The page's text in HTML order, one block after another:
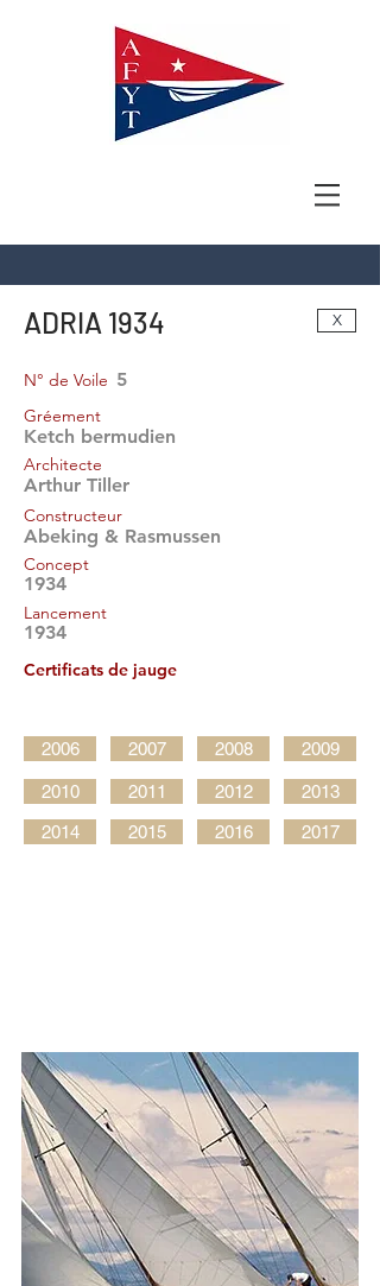
ADRIA 1934 X
5
N° de Voile
Gréement
Ketch bermudien
Architecte
Arthur Tiller
Constructeur
Abeking & Rasmussen
Concept
1934
Lancement
1934
Certificats de jauge
2006 2007 2008 2009
2010 2011 2012
2013
2014
2015 2016 2017